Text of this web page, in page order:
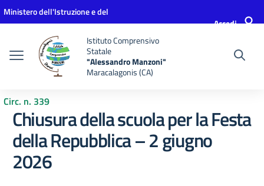
Vai ai contenuti
Vai al menu di navigazione
Vai al footer
Ministero dell'Istruzione e del
Accedi
Istituto Comprensivo
Statale
"Alessandro Manzoni"
Maracalagonis (CA)
Circ. n. 339
Chiusura della scuola per la Festa
della Repubblica – 2 giugno
2026